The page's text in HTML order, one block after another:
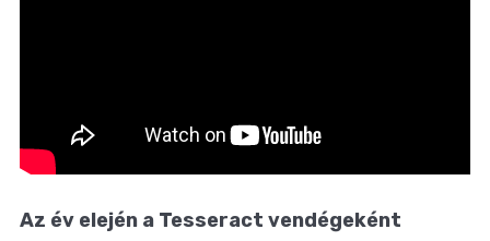
Az év elején a Tesseract vendégeként